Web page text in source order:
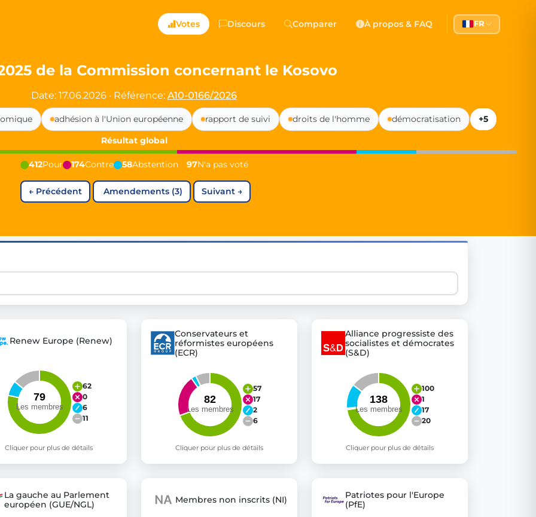
Directly Shaping Democracy
political party in Germany dedicated to digital democracy, government transparency, and citizen
since 2024
PdF co-founder
youngest mayor at 19 years old
democracy").
policy, or activism.
and bring politics closer to citizens.
Votes Discours Comparer À propos & FAQ FR
de la Commission concernant le Kosovo
Date: 17.06.2026 · Référence: A10-0166/2026
adhésion à l'Union européenne rapport de suivi droits de l'homme démocratisation
+5
Résultat global
412Pour 174Contre 58Abstention 97N'a pas voté
← Précédent Amendements (3) Suivant→
Renew Europe (Renew)
62
0
6
11
Cliquer pour plus de détails
Conservateurs et
réformistes européens
(ECR)
57
17
2
6
Cliquer pour plus de détails
Alliance progressiste des
socialistes et démocrates
(S&D)
100
1
17
20
Cliquer pour plus de détails
La gauche au Parlement
européen (GUE/NGL)
Membres non inscrits (NI)
Patriotes pour l'Europe
(PfE)